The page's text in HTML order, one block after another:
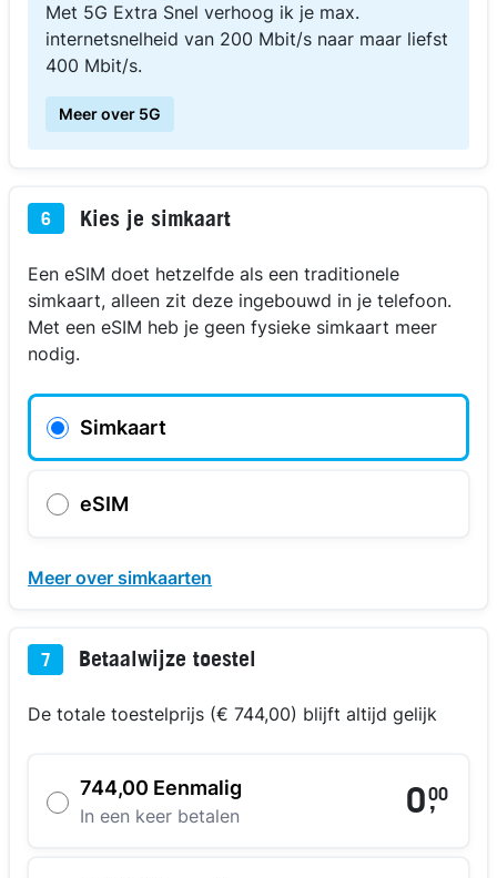
Met 5G Extra Snel verhoog ik je max.
internetsnelheid van 200 Mbit/s naar maar liefst
400 Mbit/s.
Meer over 5G
6 Kies je simkaart
Een eSIM doet hetzelfde als een traditionele
simkaart, alleen zit deze ingebouwd in je telefoon.
Met een eSIM heb je geen fysieke simkaart meer
nodig.
Simkaart
eSIM
Meer over simkaarten
7 Betaalwijze toestel
De totale toestelprijs (€ 744,00) blijft altijd gelijk
744,00 Eenmalig
In een keer betalen 0,
00